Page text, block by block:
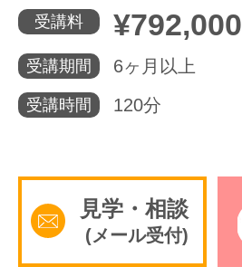
受講料 ¥792,000
受講期間 6ヶ月以上
受講時間 120分
見学・相談
(メール受付)